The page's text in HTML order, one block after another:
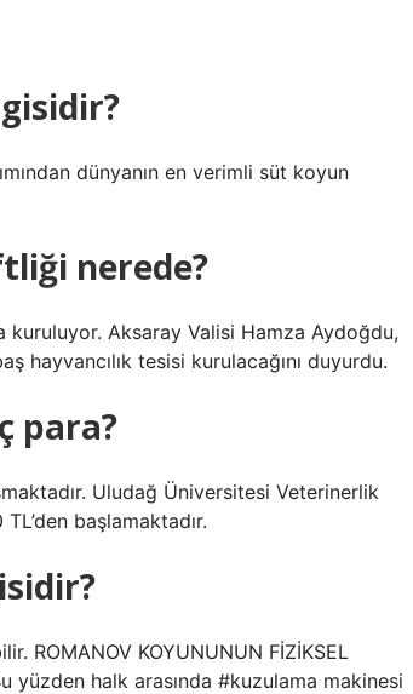
dünyanın en verimli süt koyun
nerede?
kuruluyor. Aksaray Valisi Hamza Aydoğdu,
hayvancılık tesisi kurulacağını duyurdu.
para?
Uludağ Üniversitesi Veterinerlik
başlamaktadır.
ROMANOV KOYUNUNUN FİZİKSEL
yüzden halk arasında #kuzulama makinesi